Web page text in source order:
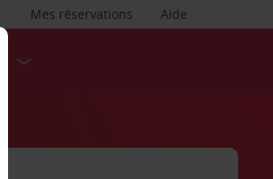
Aide
Mes réservations